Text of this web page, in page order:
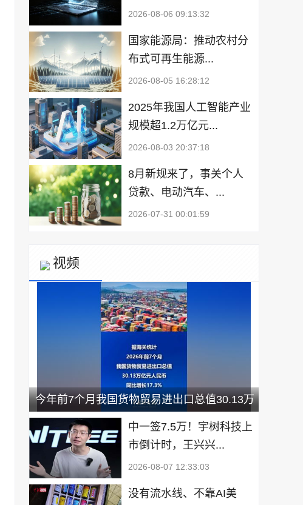
2026-08-06 09:13:32
国家能源局：推动农村分
布式可再生能源...
2026-08-05 16:28:12
2025年我国人工智能产业
规模超1.2万亿元...
2026-08-03 20:37:18
8月新规来了，事关个人
贷款、电动汽车、...
2026-07-31 00:01:59
视频
今年前7个月我国货物贸易进出口总值30.13万
亿元
中一签7.5万！宇树科技上
市倒计时，王兴兴...
2026-08-07 12:33:03
没有流水线、不靠AI美